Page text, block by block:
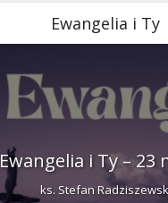
Ewangelia i Ty
Ewangelia i Ty – 23
ks. Stefan